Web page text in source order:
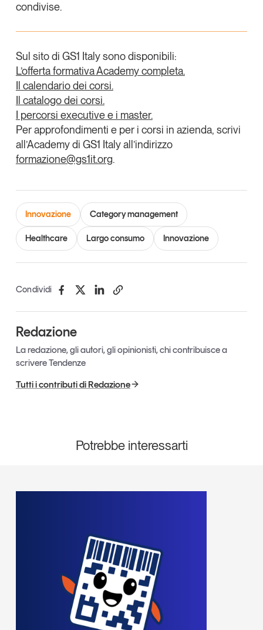
condivise.
Sul sito di GS1 Italy sono disponibili:
L’offerta formativa Academy completa.
Il calendario dei corsi.
Il catalogo dei corsi.
I percorsi executive e i master.
Per approfondimenti e per i corsi in azienda, scrivi
all’Academy di GS1 Italy all’indirizzo
formazione@gs1it.org.
Innovazione Category management
Healthcare Largo consumo Innovazione
Condividi
Redazione
La redazione, gli autori, gli opinionisti, chi contribuisce a
scrivere Tendenze
Tutti i contributi di Redazione
Potrebbe interessarti